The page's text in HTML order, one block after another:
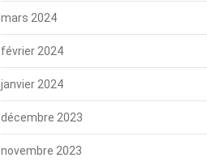
mars 2024
février 2024
janvier 2024
décembre 2023
novembre 2023